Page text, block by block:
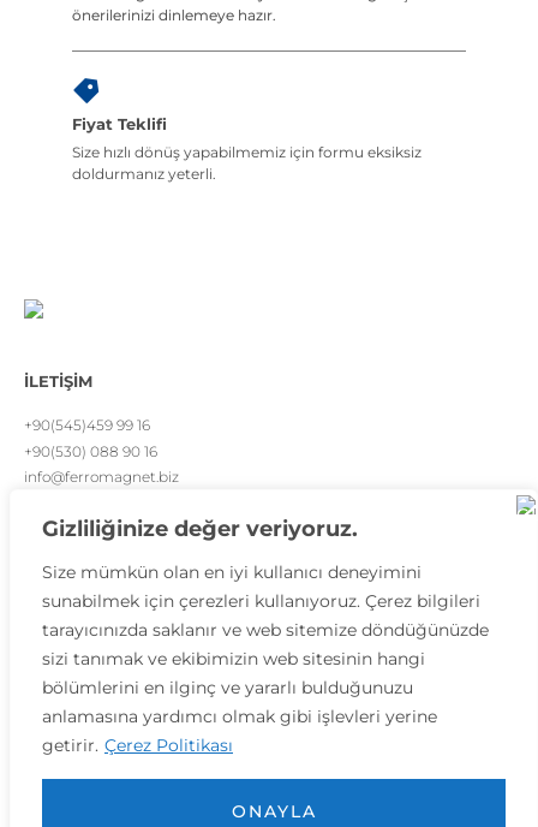
Gizliliğinize değer veriyoruz.
Size mümkün olan en iyi kullanıcı deneyimini
sunabilmek için çerezleri kullanıyoruz. Çerez bilgileri
tarayıcınızda saklanır ve web sitemize döndüğünüzde
sizi tanımak ve ekibimizin web sitesinin hangi
bölümlerini en ilginç ve yararlı bulduğunuzu
anlamasına yardımcı olmak gibi işlevleri yerine
getirir. Çerez Politikası
ONAYLA
önerilerinizi dinlemeye hazır.
Fiyat Teklifi
Size hızlı dönüş yapabilmemiz için formu eksiksiz
doldurmanız yeterli.
İLETİŞİM
+90(545)459 99 16
+90(530) 088 90 16
info@ferromagnet.biz
Bursa / TÜRKİYE
Elektromanyetik Sistemler Üretici Firması
Kurumsal Blog
Sıkça Sorulan Sorular